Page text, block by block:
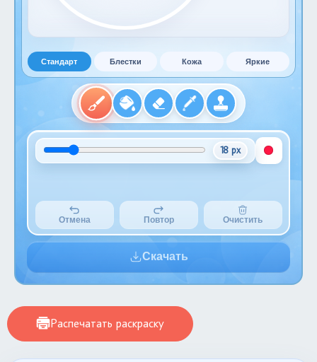
Стандарт Блестки Кожа Яркие
18 px
Отмена Повтор Очистить
Скачать
Распечатать раскраску